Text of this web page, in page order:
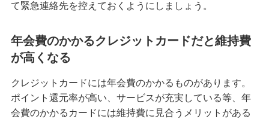
て緊急連絡先を控えておくようにしましょう。
年会費のかかるクレジットカードだと維持費
が高くなる
クレジットカードには年会費のかかるものがあります。
ポイント還元率が高い、サービスが充実している等、年
会費のかかるカードには維持費に見合うメリットがある